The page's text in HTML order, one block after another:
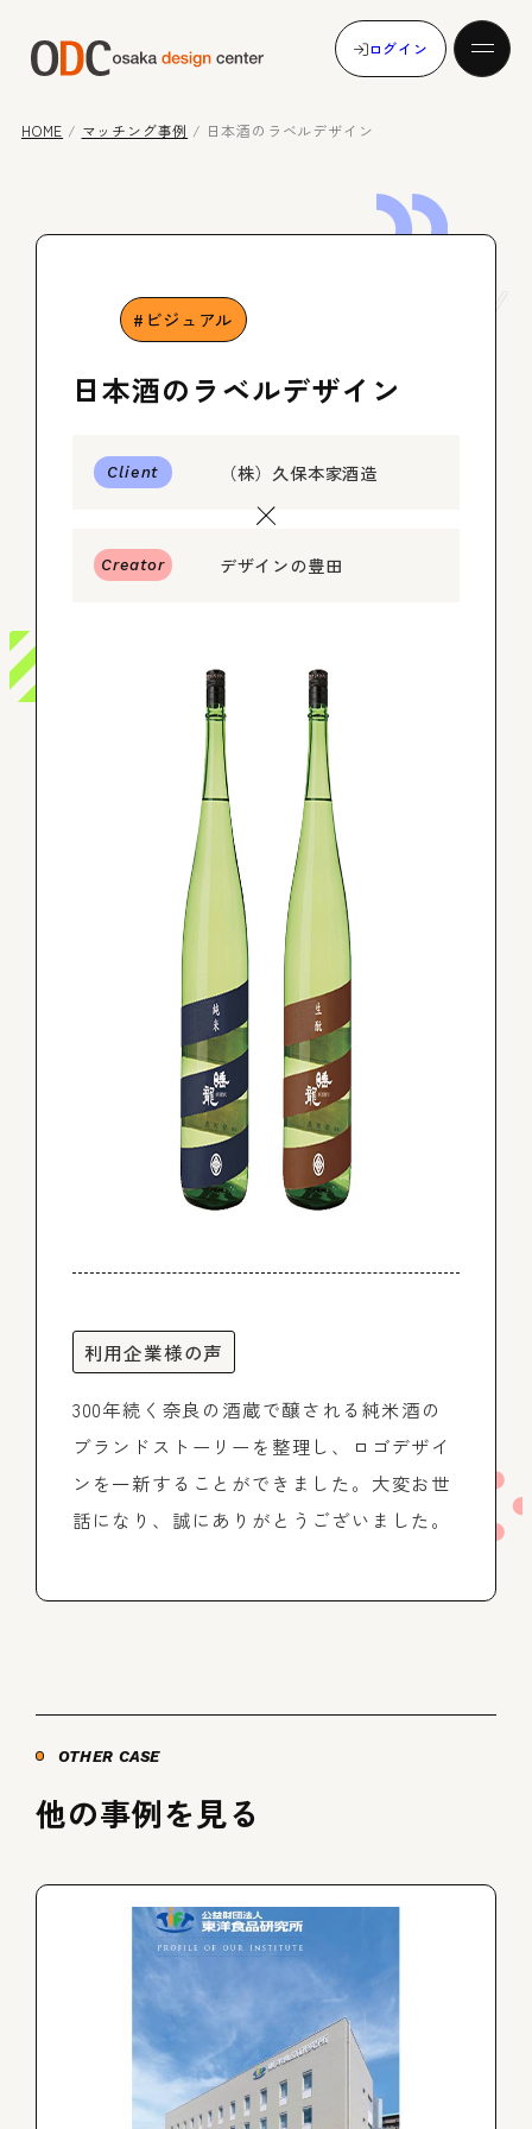
ログイン
受注する
マッチング事例
メンバー登録
HOME / マッチング事例 / 日本酒のラベルデザイン
Case
ビジュアル
日本酒のラベルデザイン
Client （株）久保本家酒造
Creator デザインの豊田
利用企業様の声
300年続く奈良の酒蔵で醸される純米酒の
ブランドストーリーを整理し、ロゴデザイ
ンを一新することができました。大変お世
話になり、誠にありがとうございました。
OTHER CASE
他の事例を見る